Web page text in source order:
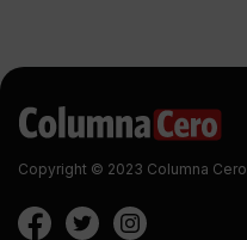
Copyright © 2023 Columna Cero